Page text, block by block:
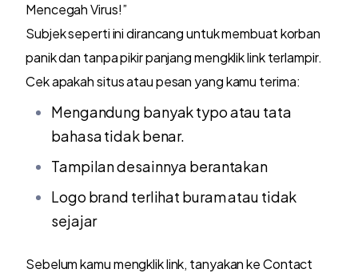
Mencegah Virus!”
Subjek seperti ini dirancang untuk membuat korban
panik dan tanpa pikir panjang mengklik link terlampir.
Cek apakah situs atau pesan yang kamu terima:
Mengandung banyak typo atau tata
bahasa tidak benar.
Tampilan desainnya berantakan
Logo brand terlihat buram atau tidak
sejajar
Sebelum kamu mengklik link, tanyakan ke Contact